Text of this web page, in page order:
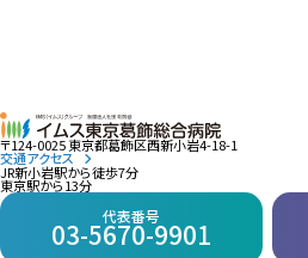
〒124-0025 東京都葛飾区西新小岩4-18-1
交通アクセス
JR新小岩駅から徒歩7分
東京駅から13分
代表番号
03-5670-9901